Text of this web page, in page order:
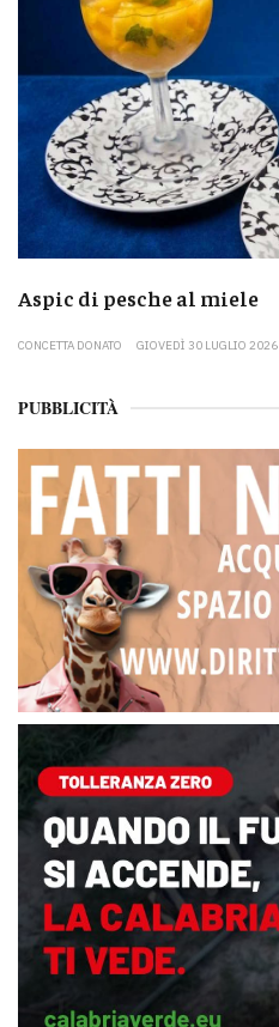
Aspic di pesche al miele
CONCETTA DONATO GIOVEDÌ 30 LUGLIO 2026
PUBBLICITÀ